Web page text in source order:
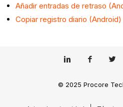
Añadir entradas de retraso
Copiar registro diario (Android)
© 2025 Procore